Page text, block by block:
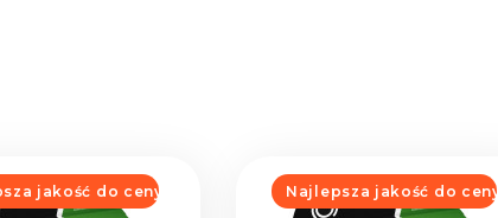
jakość do ceny Najlepsza jakość do ceny